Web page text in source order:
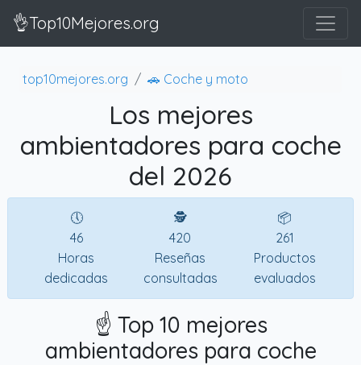
👌Top10Mejores.org
top10mejores.org 🚗 Coche y moto
Los mejores
ambientadores para coche
del 2026
🕔
46
Horas
dedicadas
🕵
420
Reseñas
consultadas
📦
261
Productos
evaluados
☝️ Top 10 mejores
ambientadores para coche